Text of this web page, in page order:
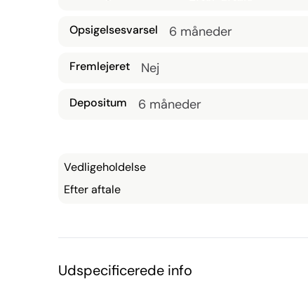
Opsigelsesvarsel 6 måneder
Fremlejeret Nej
Depositum 6 måneder
Vedligeholdelse
Efter aftale
Udspecificerede info